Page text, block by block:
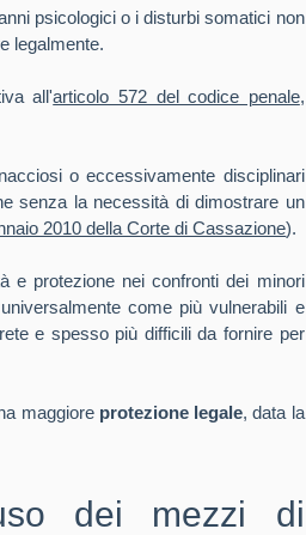
psicologici o i disturbi somatici non
legalmente.
all'articolo 572 del codice penale,
o eccessivamente disciplinari
senza la necessità di dimostrare un
2010 della Corte di Cassazione).
e protezione nei confronti dei minori
come più vulnerabili e
e spesso più difficili da fornire per
maggiore protezione legale, data la
dei mezzi di